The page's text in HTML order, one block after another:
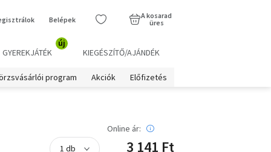
Belépek
A kosarad
üres
GYEREKJÁTÉK
új
KIEGÉSZÍTŐ/AJÁNDÉK
program Akciók Előfizetés
Online ár:
3 141 Ft